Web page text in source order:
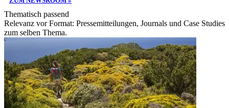
Thematisch passend
Relevanz vor Format: Pressemitteilungen, Journals und Case Studies
zum selben Thema.